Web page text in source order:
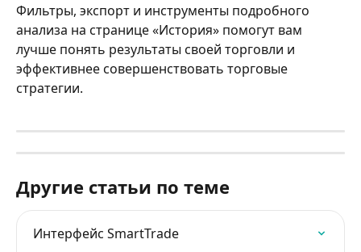
Фильтры, экспорт и инструменты подробного
анализа на странице «История» помогут вам
лучше понять результаты своей торговли и
эффективнее совершенствовать торговые
стратегии.
Другие статьи по теме
Интерфейс SmartTrade